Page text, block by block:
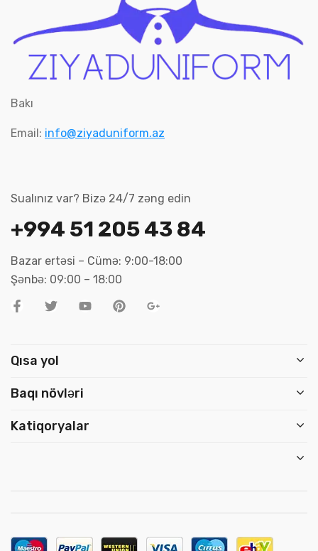
Bakı
Email: info@ziyaduniform.az
Sualınız var? Bizə 24/7 zəng edin
+994 51 205 43 84
Bazar ertəsi – Cümə: 9:00-18:00
Şənbə: 09:00 – 18:00
Qısa yol
Baqı növləri
Katiqoryalar